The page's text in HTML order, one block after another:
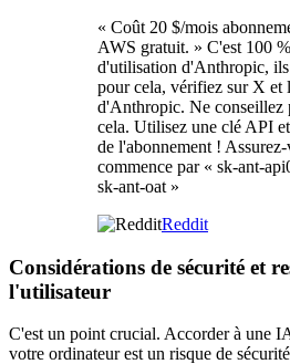
« Coût 20 $/mois
AWS gratuit. » C'est 100
d'utilisation d'Anthropic,
pour cela, vérifiez sur X et
d'Anthropic. Ne conseillez
cela. Utilisez une clé API
de l'abonnement !
commence par « sk-ant-
sk-ant-oat »
Reddit
Considérations de sécurité et
l'utilisateur
C'est un point crucial. Accorder à une
votre ordinateur est un risque de